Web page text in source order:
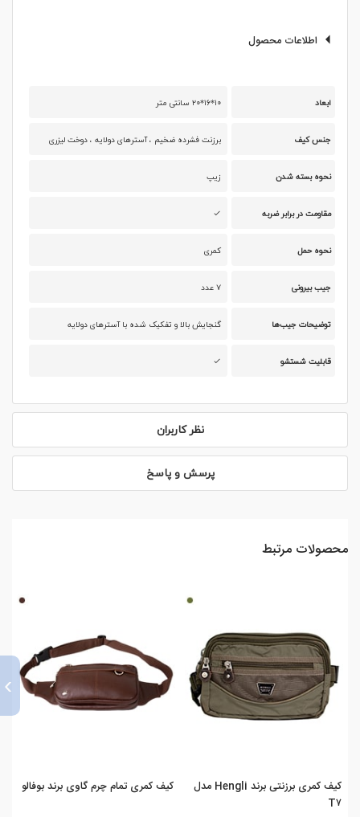
اطلاعات محصول
ابعاد ۱۰*۱۶*۲۰ سانتی متر
جنس کیف برزنت فشرده ضخیم ، آسترهای دولایه ، دوخت لیزری
نحوه بسته شدن زیپ
مقاومت در برابر ضربه
نحوه حمل کمری
جیب بیرونی ۷ عدد
توضیحات جیب‌ها گنجایش بالا و تفکیک شده با آسترهای دولایه
قابلیت شستشو
نظر کاربران
پرسش و پاسخ
محصولات مرتبط
کیف کمری برزنتی برند Hengli مدل
T۷
کیف کمری تمام چرم گاوی برند بوفالو
›